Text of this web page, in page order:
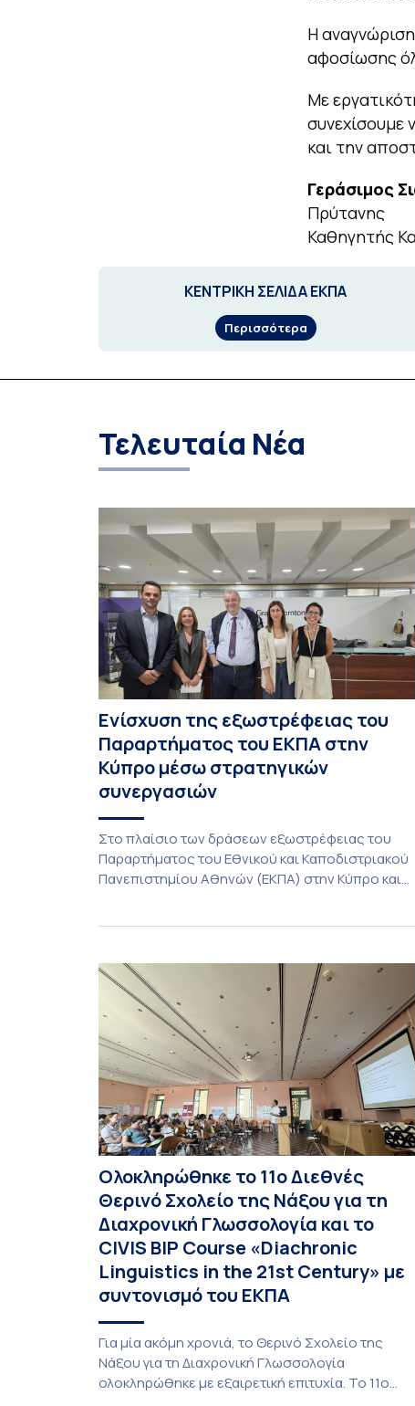
Η
αφοσίωσης
Με
συνεχίσουμε
και την
Γεράσιμος
Πρύτανης
Καθηγητής
ΚΕΝΤΡΙΚΗ ΣΕΛΙΔΑ ΕΚΠΑ
Περισσότερα
Τελευταία Νέα
Ενίσχυση της εξωστρέφειας του
Παραρτήματος του ΕΚΠΑ στην
Κύπρο μέσω στρατηγικών
συνεργασιών
Στο πλαίσιο των δράσεων εξωστρέφειας του
Παραρτήματος του Εθνικού και Καποδιστριακού
Πανεπιστημίου Αθηνών (ΕΚΠΑ) στην Κύπρο και
Διοίκησης Επιχειρήσεων και Οργανισμών τον
Σεπτέμβριο του 2026, ο Κοσμήτορας της Σχολής
Οικονομικών και Πολιτικών Επιστημών,
Καθηγητής Νικόλαος Ηρειώτης, και ο Πρόεδρος
του Τμήματος […]
Ολοκληρώθηκε το 11ο Διεθνές
Θερινό Σχολείο της Νάξου για τη
Διαχρονική Γλωσσολογία και το
CIVIS BIP Course «Diachronic
Linguistics in the 21st Century» με
συντονισμό του ΕΚΠΑ
Για μία ακόμη χρονιά, το Θερινό Σχολείο της
Νάξου για τη Διαχρονική Γλωσσολογία
ολοκληρώθηκε με εξαιρετική επιτυχία. Το 11ο